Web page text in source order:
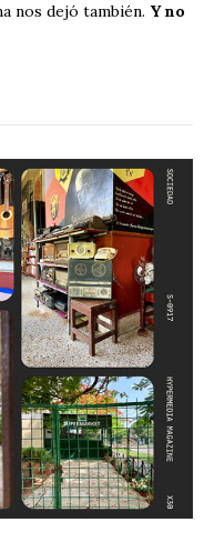
nos dejó también. Y no